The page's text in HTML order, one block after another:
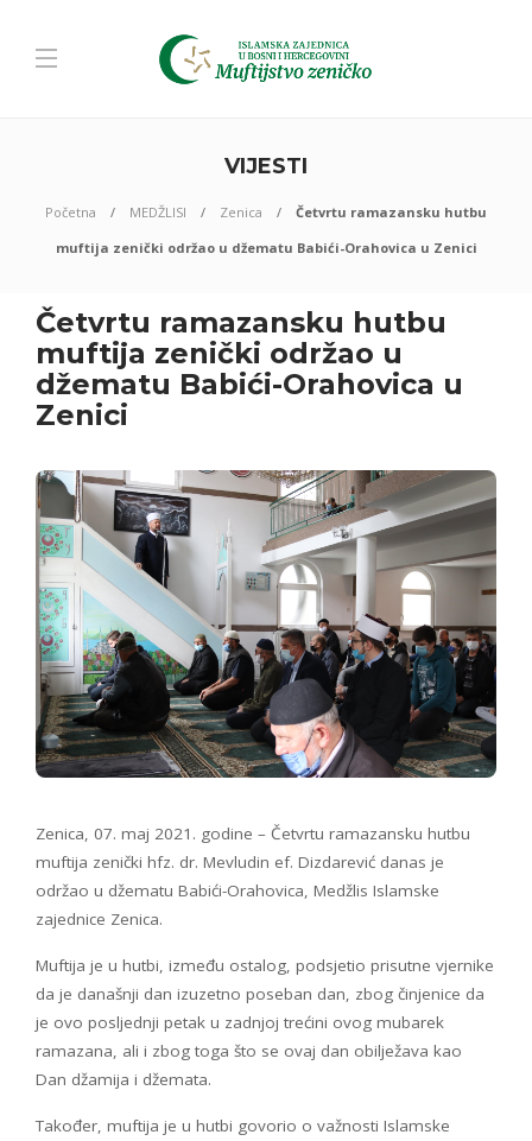
VIJESTI
Početna MEDŽLISI Zenica
Četvrtu ramazansku hutbu
muftija zenički održao u džematu Babići-Orahovica u Zenici
Četvrtu ramazansku hutbu
muftija zenički održao u
džematu Babići-Orahovica u
Zenici
Zenica, 07. maj 2021. godine – Četvrtu ramazansku hutbu
muftija zenički hfz. dr. Mevludin ef. Dizdarević danas je
održao u džematu Babići-Orahovica, Medžlis Islamske
zajednice Zenica.
Muftija je u hutbi, između ostalog, podsjetio prisutne vjernike
da je današnji dan izuzetno poseban dan, zbog činjenice da
je ovo posljednji petak u zadnjoj trećini ovog mubarek
ramazana, ali i zbog toga što se ovaj dan obilježava kao
Dan džamija i džemata.
Također, muftija je u hutbi govorio o važnosti Islamske